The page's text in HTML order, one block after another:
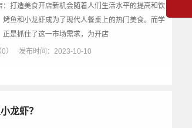
打造美食开店新机会随着人们生活水平的提高和饮
鱼和小龙虾成为了现代人餐桌上的热门美食。而学
是抓住了这一市场需求，为开店
） 发布时间：2023-10-10
龙虾？